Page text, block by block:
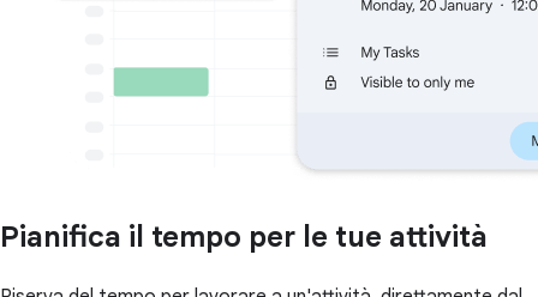
Pianifica il tempo per le tue attività